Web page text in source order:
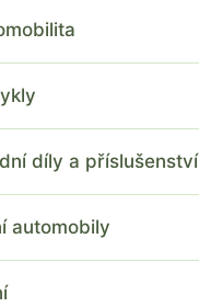
díly a příslušenství
automobily